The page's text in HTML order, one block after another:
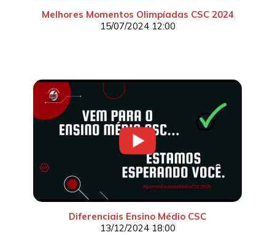
Melhores Momentos Olimpíadas CSC 2024
15/07/2024 12:00
Diferenciais Ensino Médio CSC
13/12/2024 18:00